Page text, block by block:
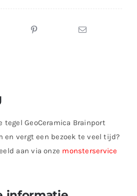
tegel GeoCeramica Brainport
en vergt een bezoek te veel tijd?
aan via onze monsterservice